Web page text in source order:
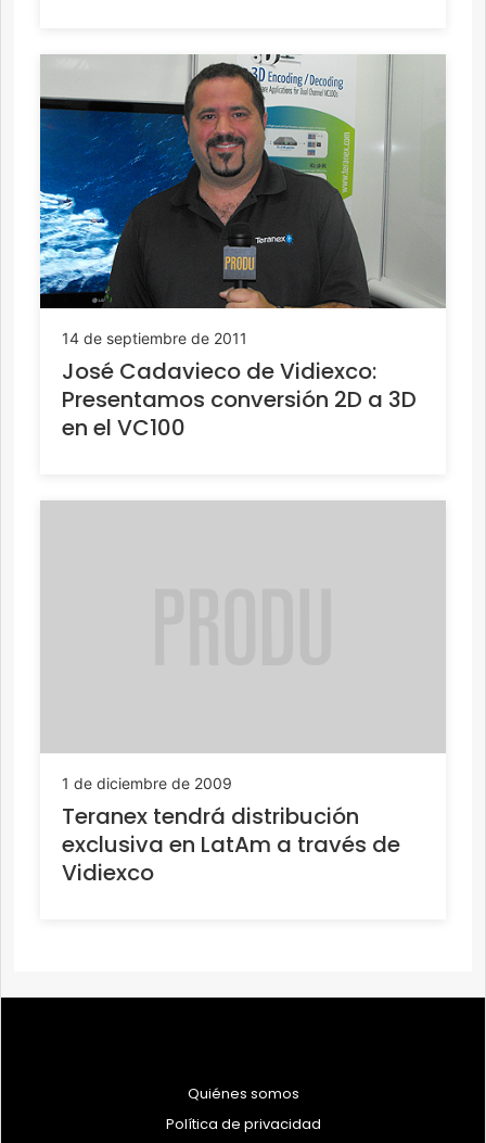
14 de septiembre de 2011
José Cadavieco de Vidiexco:
Presentamos conversión 2D a 3D
en el VC100
1 de diciembre de 2009
Teranex tendrá distribución
exclusiva en LatAm a través de
Vidiexco
Quiénes somos
Política de privacidad